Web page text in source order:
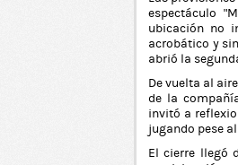
espectáculo
ubicación no
acrobático y
abrió la
De vuelta al
de la
invitó a
jugando pese
El cierre llegó